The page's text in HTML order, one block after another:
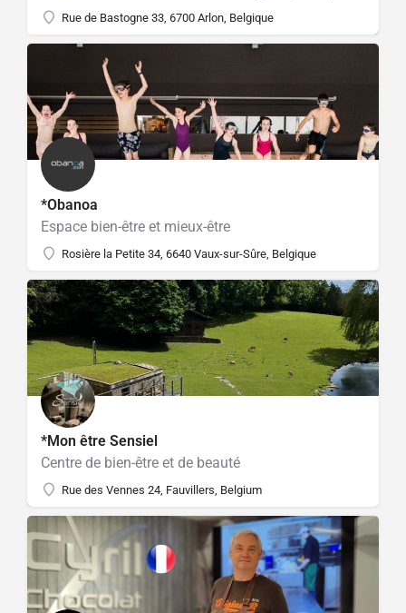
Rue de Bastogne 33, 6700 Arlon, Belgique
*Obanoa
Espace bien-être et mieux-être
Rosière la Petite 34, 6640 Vaux-sur-Sûre, Belgique
*Mon être Sensiel
Centre de bien-être et de beauté
Rue des Vennes 24, Fauvillers, Belgium